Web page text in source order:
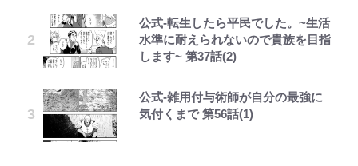
公式-転生したら平民でした。~生活
水準に耐えられないので貴族を目指
します~ 第37話(2)
公式-雑用付与術師が自分の最強に
気付くまで 第56話(1)
FRUITS ZIPPER鎮西寿々歌が語る
『天才てれびくん』時代の学びと
辛坊治郎の原点は「朝寝坊ができる
ボンジュールでポンジュースだゾ
とうちゃんが出世するゾ
【川口春奈と結婚】板倉滉は「めっ
ちゃモテる」 年収7億円・お洒落・
趣里「ショック」初めて語った“重
ュテル可愛すぎ｣
｢モデルやってる｣｢かっけぇ｣三笘
ら大歓迎されてる｣｢元気な姿見れ
て…｣
やってはいけない！「キャンプツー
リング」での「NGパッキング」7
「実体験レポ」
「BOSS×ポケモン30周年」第2弾
コラボ実施！ 新商品「歴戦の微
放送40周年『機動戦士ガンダム
第3回 出版までの道のり・その2
レビュー『仮面家族』悠木シュン・
著